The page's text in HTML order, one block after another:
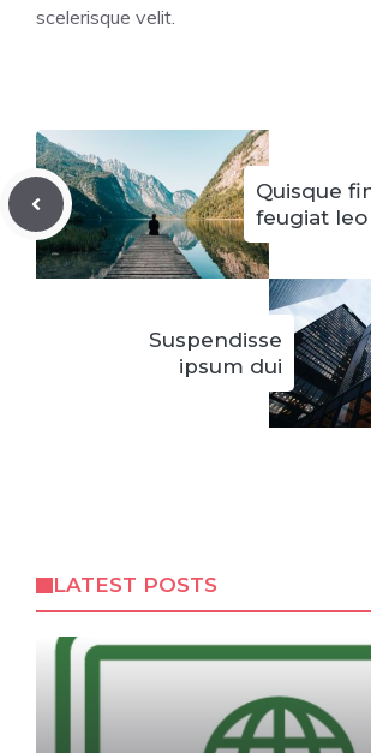
scelerisque velit.
Quisque
feugiat leo
Suspendisse
ipsum dui
LATEST POSTS